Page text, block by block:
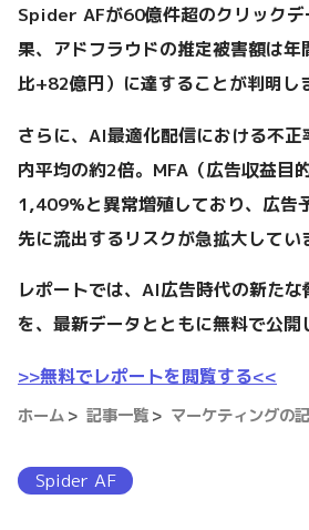
Spider AFが60億件超のクリックデ
果、アドフラウドの推定被害額は
比+82億円）に達することが判明し
さらに、AI最適化配信における不
内平均の約2倍。MFA（広告収益目
1,409%と異常増殖しており、広告
先に流出するリスクが急拡大してい
レポートでは、AI広告時代の新た
を、最新データとともに無料で公開
>>無料でレポートを閲覧する<<
ホーム 記事一覧 マーケティングの
Spider AF